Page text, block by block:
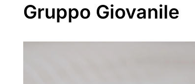
Gruppo Giovanile